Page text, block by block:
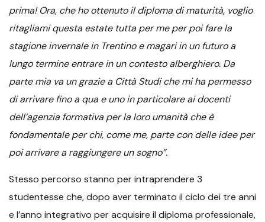
prima! Ora, che ho ottenuto il diploma di maturità, voglio
ritagliami questa estate tutta per me per poi fare la
stagione invernale in Trentino e magari in un futuro a
lungo termine entrare in un contesto alberghiero. Da
parte mia va un grazie a Città Studi che mi ha permesso
di arrivare fino a qua e uno in particolare ai docenti
dell’agenzia formativa per la loro umanità che è
fondamentale per chi, come me, parte con delle idee per
poi arrivare a raggiungere un sogno”.
Stesso percorso stanno per intraprendere 3
studentesse che, dopo aver terminato il ciclo dei tre anni
e l’anno integrativo per acquisire il diploma professionale,